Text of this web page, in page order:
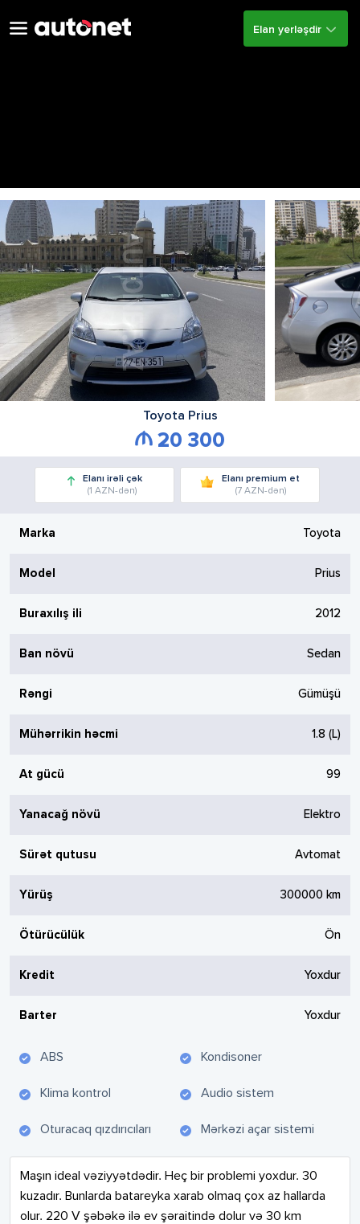
Elan yerləşdir
Toyota Prius
20 300
Elanı irəli çək
(1 AZN-dən)
Elanı premium et
(7 AZN-dən)
Marka Toyota
Model Prius
Buraxılış ili 2012
Ban növü Sedan
Rəngi Gümüşü
Mühərrikin həcmi 1.8 (L)
At gücü 99
Yanacağ növü Elektro
Sürət qutusu Avtomat
Yürüş 300000 km
Ötürücülük Ön
Kredit Yoxdur
Barter Yoxdur
ABS Kondisoner
Klima kontrol Audio sistem
Oturacaq qızdırıcıları Mərkəzi açar sistemi
Maşın ideal vəziyyətdədir. Heç bir problemi yoxdur. 30
kuzadır. Bunlarda batareyka xarab olmaq çox az hallarda
olur. 220 V şəbəkə ilə ev şəraitində dolur və 30 km